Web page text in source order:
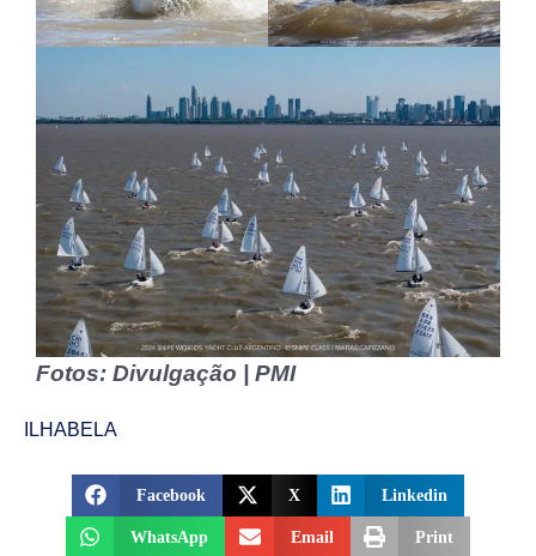
Fotos: Divulgação | PMI
ILHABELA
Facebook X Linkedin
WhatsApp Email Print